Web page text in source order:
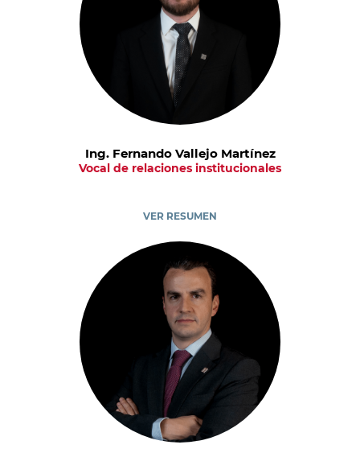
Ing. Fernando Vallejo Martínez
Vocal de relaciones institucionales
VER RESUMEN